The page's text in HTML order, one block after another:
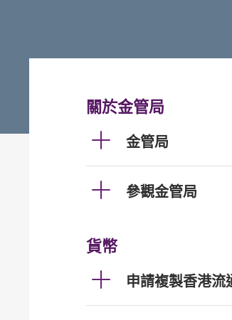
關於金管局
金管局
參觀金管局
貨幣
申請複製香港流